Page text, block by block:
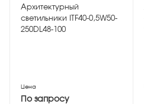
Архитектурный
светильники ITF40-0,5W50-
250DL48-100
Цена
По запросу